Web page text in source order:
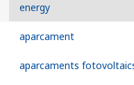
energy
aparcament
aparcaments